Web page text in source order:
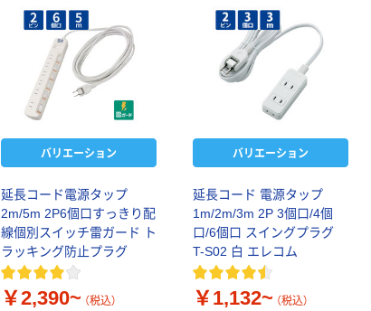
バリエーション
延長コード電源タップ
2m/5m 2P6個口すっきり配
線個別スイッチ雷ガード ト
ラッキング防止プラグ
￥2,390~ （税込）
バリエーション
延長コード 電源タップ
1m/2m/3m 2P 3個口/4個
口/6個口 スイングプラグ
T-S02 白 エレコム
￥1,132~ （税込）